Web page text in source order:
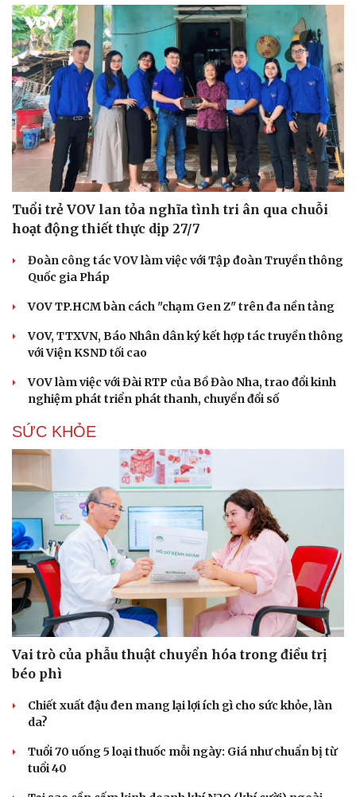
Tuổi trẻ VOV lan tỏa nghĩa tình tri ân qua chuỗi
hoạt động thiết thực dịp 27/7
Đoàn công tác VOV làm việc với Tập đoàn Truyền thông
Quốc gia Pháp
VOV TP.HCM bàn cách "chạm Gen Z" trên đa nền tảng
VOV, TTXVN, Báo Nhân dân ký kết hợp tác truyền thông
với Viện KSND tối cao
VOV làm việc với Đài RTP của Bồ Đào Nha, trao đổi kinh
nghiệm phát triển phát thanh, chuyển đổi số
SỨC KHỎE
Vai trò của phẫu thuật chuyển hóa trong điều trị
béo phì
Chiết xuất đậu đen mang lại lợi ích gì cho sức khỏe, làn
da?
Tuổi 70 uống 5 loại thuốc mỗi ngày: Giá như chuẩn bị từ
tuổi 40